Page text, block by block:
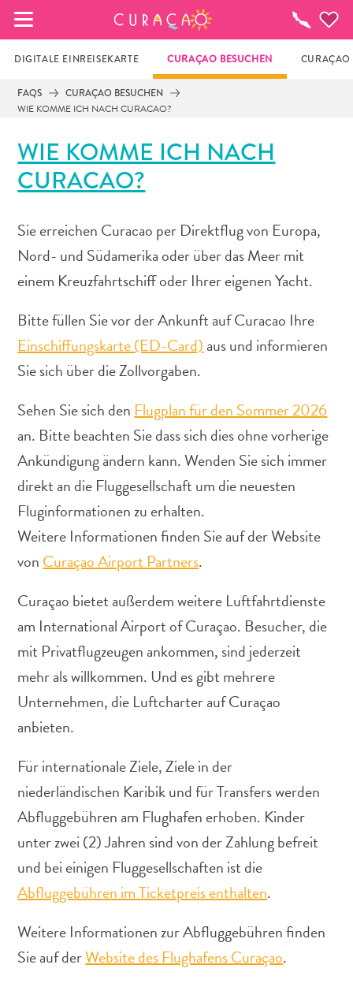
To-
do-
Liste
Abenteuer
Land
andere
Einkaufsviertel
Essen
trinken
Kunst
und
Kultur
Mietwagen
Nachtleben
und
Natur
und
Parks
Sehenswürdigkeiten
und
Wahrzeichen
Spa
Wellness
und
FAQS
CURAÇAO BESUCHEN
WIE KOMME ICH NACH CURACAO?
DIGITALE EINREISEKARTE CURAÇAO BESUCHEN CURAÇAO
WIE KOMME ICH NACH
CURACAO?
Sie erreichen Curacao per Direktflug von Europa,
Nord- und Südamerika oder über das Meer mit
einem Kreuzfahrtschiff oder Ihrer eigenen Yacht.
Bitte füllen Sie vor der Ankunft auf Curacao Ihre
Einschiffungskarte (ED-Card)aus und informieren
Sie sich über die Zollvorgaben.
Sehen Sie sich denFlugplan für den Sommer 2026
an. Bitte beachten Sie dass sich dies ohne vorherige
Ankündigung ändern kann. Wenden Sie sich immer
direkt an die Fluggesellschaft um die neuesten
Fluginformationen zu erhalten.
Weitere Informationen finden Sie auf der Website
vonCuraçao Airport Partners.
Curaçao bietet außerdem weitere Luftfahrtdienste
am International Airport of Curaçao. Besucher, die
mit Privatflugzeugen ankommen, sind jederzeit
mehr als willkommen. Und es gibt mehrere
Unternehmen, die Luftcharter auf Curaçao
anbieten.
Für internationale Ziele, Ziele in der
niederländischen Karibik und für Transfers werden
Abfluggebühren am Flughafen erhoben. Kinder
unter zwei (2) Jahren sind von der Zahlung befreit
und bei einigen Fluggesellschaften ist die
Abfluggebühren im Ticketpreis enthalten.
Weitere Informationen zur Abfluggebühren finden
Sie auf derWebsite des Flughafens Curaçao.
MEINE FAVORITEN
Es schaut so aus, als ob Sie noch keine
haben.
Wenn Sie etwas für später speichern möchten, klicken